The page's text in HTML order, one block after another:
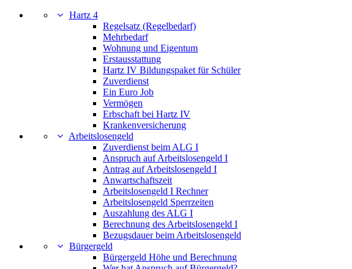
Hartz 4
Regelsatz (Regelbedarf)
Mehrbedarf
Wohnung und Eigentum
Erstausstattung
Hartz IV Bildungspaket für Schüler
Zuverdienst
Ein Euro Job
Vermögen
Erbschaft bei Hartz IV
Krankenversicherung
Arbeitslosengeld
Zuverdienst beim ALG I
Anspruch auf Arbeitslosengeld I
Antrag auf Arbeitslosengeld I
Anwartschaftszeit
Arbeitslosengeld I Rechner
Arbeitslosengeld Sperrzeiten
Auszahlung des ALG I
Berechnung des Arbeitslosengeld I
Bezugsdauer beim Arbeitslosengeld
Bürgergeld
Bürgergeld Höhe und Berechnung